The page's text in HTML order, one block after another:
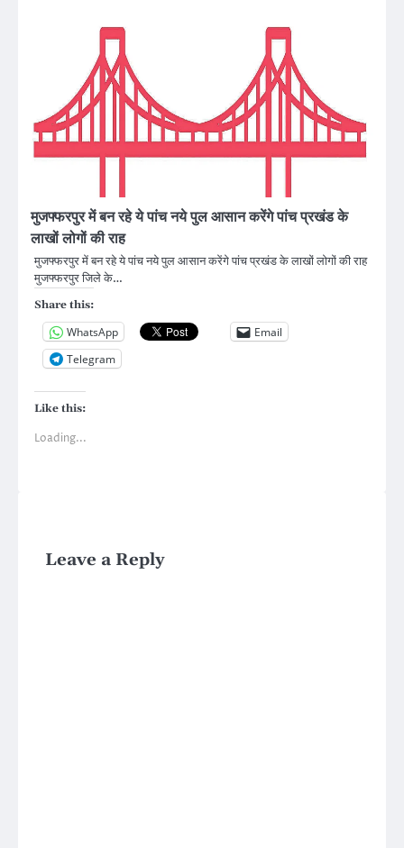
मुजफ्फरपुर में बन रहे ये पांच नये पुल आसान करेंगे पांच प्रखंड के
लाखों लोगों की राह
मुजफ्फरपुर में बन रहे ये पांच नये पुल आसान करेंगे पांच प्रखंड के लाखों लोगों की राह
मुजफ्फरपुर जिले के…
Share this:
WhatsApp
Email
Telegram
Like this:
Loading...
Leave a Reply